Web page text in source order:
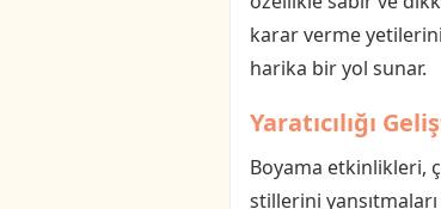
karar verme
harika bir yol sunar.
Yaratıcılığı
Boyama etkinlikleri,
stillerini